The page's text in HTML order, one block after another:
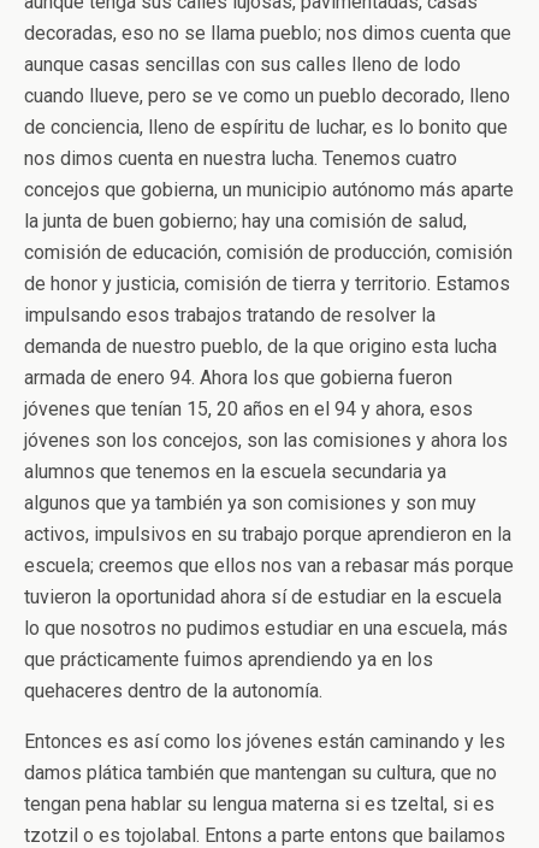
decoradas, eso no se llama pueblo; nos dimos cuenta que
aunque casas sencillas con sus calles lleno de lodo
cuando llueve, pero se ve como un pueblo decorado, lleno
de conciencia, lleno de espíritu de luchar, es lo bonito que
nos dimos cuenta en nuestra lucha. Tenemos cuatro
concejos que gobierna, un municipio autónomo más aparte
la junta de buen gobierno; hay una comisión de salud,
comisión de educación, comisión de producción, comisión
de honor y justicia, comisión de tierra y territorio. Estamos
impulsando esos trabajos tratando de resolver la
demanda de nuestro pueblo, de la que origino esta lucha
armada de enero 94. Ahora los que gobierna fueron
jóvenes que tenían 15, 20 años en el 94 y ahora, esos
jóvenes son los concejos, son las comisiones y ahora los
alumnos que tenemos en la escuela secundaria ya
algunos que ya también ya son comisiones y son muy
activos, impulsivos en su trabajo porque aprendieron en la
escuela; creemos que ellos nos van a rebasar más porque
tuvieron la oportunidad ahora sí de estudiar en la escuela
lo que nosotros no pudimos estudiar en una escuela, más
que prácticamente fuimos aprendiendo ya en los
quehaceres dentro de la autonomía.
Entonces es así como los jóvenes están caminando y les
damos plática también que mantengan su cultura, que no
tengan pena hablar su lengua materna si es tzeltal, si es
tzotzil o es tojolabal. Entons a parte entons que bailamos